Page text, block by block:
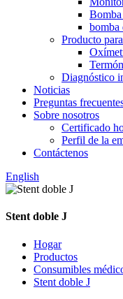
bomba
Producto
Diagnóstico
Noticias
Preguntas
Sobre nosotros
Certificado
Perfil de la
Contáctenos
English
Stent doble J
Hogar
Productos
Consumibles
Stent doble J